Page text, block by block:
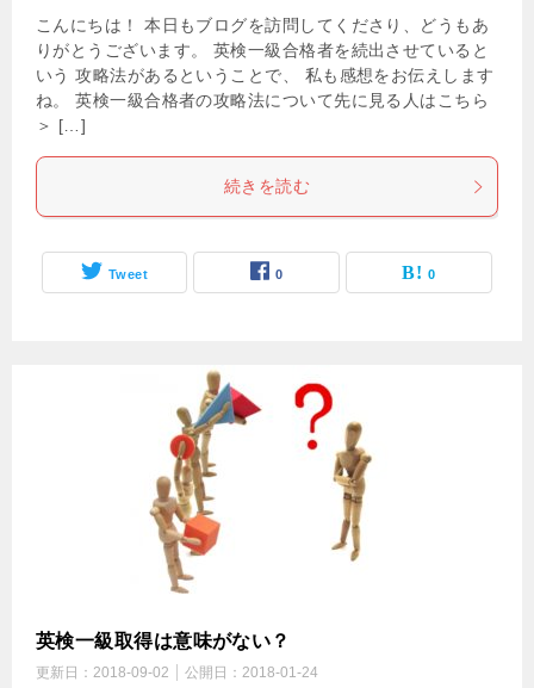
こんにちは！ 本日もブログを訪問してくださり、どうもあ
りがとうございます。 英検一級合格者を続出させていると
いう 攻略法があるということで、 私も感想をお伝えします
ね。 英検一級合格者の攻略法について先に見る人はこちら
＞ […]
続きを読む
Tweet 0 0
英検一級取得は意味がない？
更新日： 2018-09-02 公開日： 2018-01-24